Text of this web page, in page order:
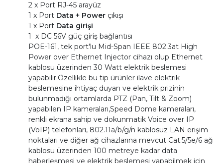
2 x Port RJ-45 arayüz
1 x Port Data + Powerçıkışı
1 x Port Data girişi
1 x DC 56V güç giriş bağlantısı
POE-161, tek port'lu Mid-Span IEEE 802.3at High
Power over Ethernet Injector cihazı olup Ethernet
kablosu üzerinden 30 Watt elektrik beslemesi
yapabilir.Özellikle bu tip ürünler ilave elektrik
beslemesine ihtiyaç duyan ve elektrik prizinin
bulunmadığı ortamlarda PTZ (Pan, Tilt & Zoom)
yapabilen IP kameraları,Speed Dome kameraları,
renkli ekrana sahip ve dokunmatik Voice over IP
(VoIP) telefonları, 802.11a/b/g/n kablosuz LAN erişim
noktaları ve diğer ağ cihazlarına mevcut Cat.5/5e/6 ağ
kablosu üzerinden 100 metreye kadar data
haberleşmesi ve elektrik beslemesi yapabilmek için